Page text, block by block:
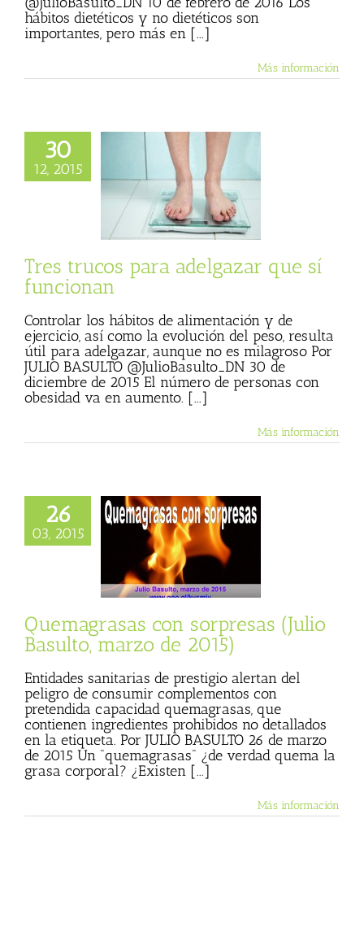
hábitos dietéticos y no dietéticos son
importantes, pero más en [...]
Más información
30
12, 2015
Tres trucos para adelgazar que sí
funcionan
Controlar los hábitos de alimentación y de
ejercicio, así como la evolución del peso, resulta
útil para adelgazar, aunque no es milagroso Por
JULIO BASULTO @JulioBasulto_DN 30 de
diciembre de 2015 El número de personas con
obesidad va en aumento. [...]
Más información
26
03, 2015
con
Quemagrasas con sorpresas (Julio
Basulto, marzo de 2015)
Entidades sanitarias de prestigio alertan del
peligro de consumir complementos con
pretendida capacidad quemagrasas, que
contienen ingredientes prohibidos no detallados
en la etiqueta. Por JULIO BASULTO 26 de marzo
de 2015 Un "quemagrasas" ¿de verdad quema la
grasa corporal? ¿Existen [...]
Más información